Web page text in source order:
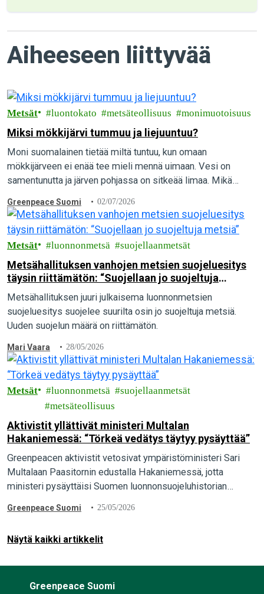
Aiheeseen liittyvää
Metsät luontokato metsäteollisuus monimuotoisuus
Miksi mökkijärvi tummuu ja liejuuntuu?
Moni suomalainen tietää miltä tuntuu, kun omaan
mökkijärveen ei enää tee mieli mennä uimaan. Vesi on
samentunutta ja järven pohjassa on sitkeää limaa. Mikä
Greenpeace Suomi 02/07/2026
Metsät luonnonmetsä suojellaanmetsät
Metsähallituksen vanhojen metsien suojeluesitys
täysin riittämätön: “Suojellaan jo suojeltuja
metsiä”
Metsähallituksen juuri julkaisema luonnonmetsien
suojeluesitys suojelee suurilta osin jo suojeltuja metsiä.
Uuden suojelun määrä on riittämätön.
Mari Vaara 28/05/2026
Metsät luonnonmetsä
suojellaanmetsät
metsäteollisuus
Aktivistit yllättivät ministeri Multalan
Hakaniemessä: “Törkeä vedätys täytyy pysäyttää”
Greenpeacen aktivistit vetosivat ympäristöministeri Sari
Multalaan Paasitornin edustalla Hakaniemessä, jotta
ministeri pysäyttäisi Suomen luonnonsuojeluhistorian
metsätalousministeriön valmistelema törkeä vedätys täytyy
Greenpeace Suomi 25/05/2026
Näytä kaikki artikkelit
Greenpeace Suomi